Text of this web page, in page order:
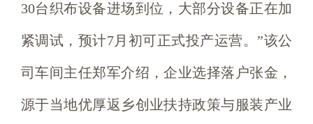
30台织布设备进场到位，大部分设备正在加
紧调试，预计7月初可正式投产运营。”该公
司车间主任郑军介绍，企业选择落户张金，
源于当地优厚返乡创业扶持政策与服装产业